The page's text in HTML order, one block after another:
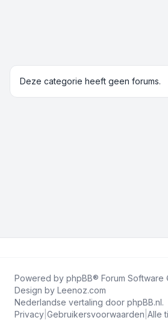
Deze categorie heeft geen forums.
Powered by phpBB® Forum Software
Design by Leenoz.com
Nederlandse vertaling door phpBB.nl.
Privacy Gebruikersvoorwaarden Alle